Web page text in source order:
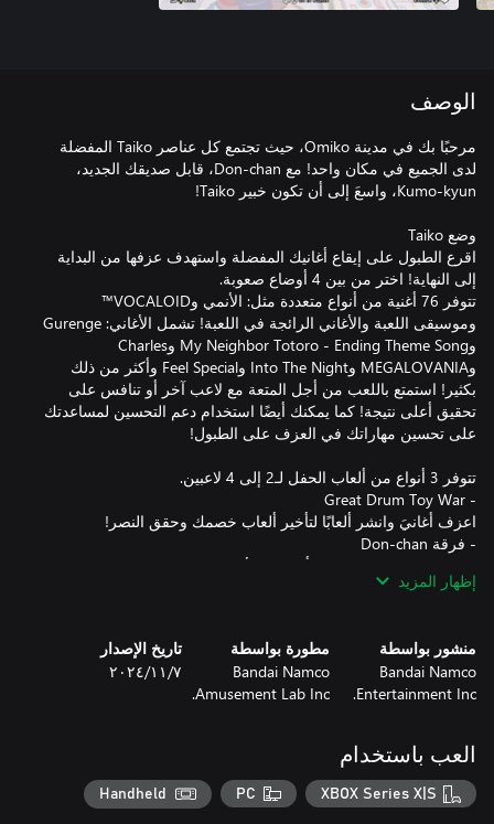
الوصف
مرحبًا بك في مدينة Omiko، حيث تجتمع كل عناصر Taiko المفضلة
لدى الجميع في مكان واحد! مع Don-chan، قابل صديقك الجديد،
اقرع الطبول على إيقاع أغانيك المفضلة واستهدف عزفها من البداية
تتوفر 76 أغنية من أنواع متعددة مثل: الأنمي وVOCALOID™
وموسيقى اللعبة والأغاني الرائجة في اللعبة! تشمل الأغاني: Gurenge
وMy Neighbor Totoro - Ending Theme Song وCharles
وMEGALOVANIA وInto The Night وFeel Special وأكثر من ذلك
بكثير! استمتع باللعب من أجل المتعة مع لاعب آخر أو تنافس على
تحقيق أعلى نتيجة! كما يمكنك أيضًا استخدام دعم التحسين لمساعدتك
العب بهدف الاستمتاع مع أصدقائك ولاعبين من حول العالم في وضع
إظهار المزيد
منشور بواسطة
Bandai Namco
Entertainment Inc.
مطورة بواسطة
Bandai Namco
Amusement Lab Inc.
تاريخ الإصدار
٧‏/١١‏/٢٠٢٤
العب باستخدام
XBOX Series X|S
PC
Handheld